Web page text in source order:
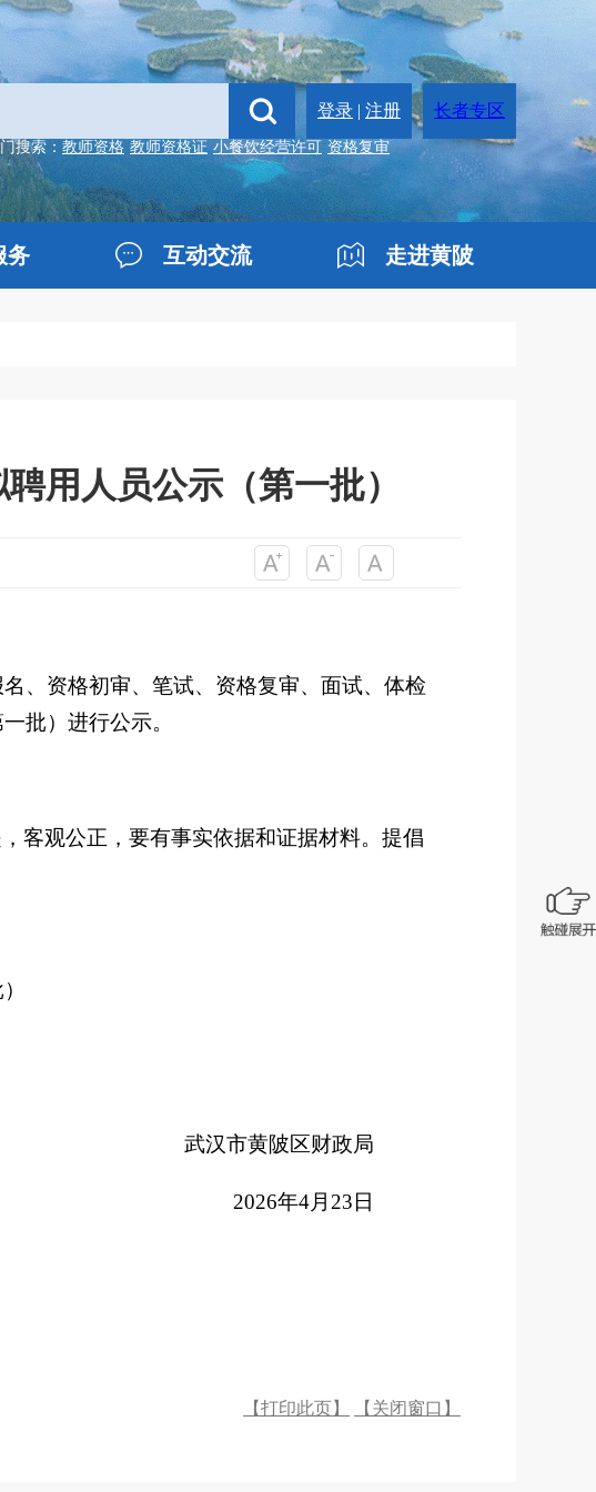
登录 | 注册 长者专区
搜索： 教师资格 教师资格证 小餐饮经营许可 资格复审
务 互动交流 走进黄陂
用人员公示（第一批）
、资格初审、 笔试、 资格复审、 面试、体检
批）进行公示。
客观公正，要有事实依据和证据材料。提倡
武汉市黄陂区财政局
2026年4月 23 日
【打印此页】 【关闭窗口】